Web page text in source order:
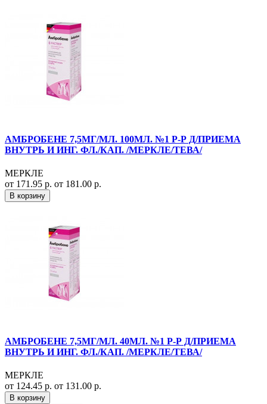
АМБРОБЕНЕ 7,5МГ/МЛ. 100МЛ. №1 Р-Р Д/ПРИЕМА
ВНУТРЬ И ИНГ. ФЛ./КАП. /МЕРКЛЕ/ТЕВА/
МЕРКЛЕ
от 171.95 р. от 181.00 р.
В корзину
АМБРОБЕНЕ 7,5МГ/МЛ. 40МЛ. №1 Р-Р Д/ПРИЕМА
ВНУТРЬ И ИНГ. ФЛ./КАП. /МЕРКЛЕ/ТЕВА/
МЕРКЛЕ
от 124.45 р. от 131.00 р.
В корзину